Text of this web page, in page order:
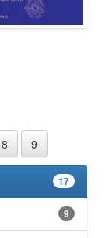
8 9
17
9